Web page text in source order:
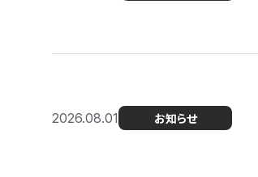
2026.08.01 お知らせ